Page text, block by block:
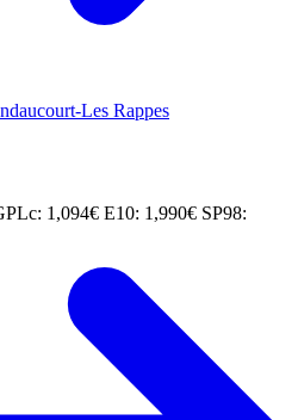
Les Rappes
1,094€ E10: 1,990€ SP98: